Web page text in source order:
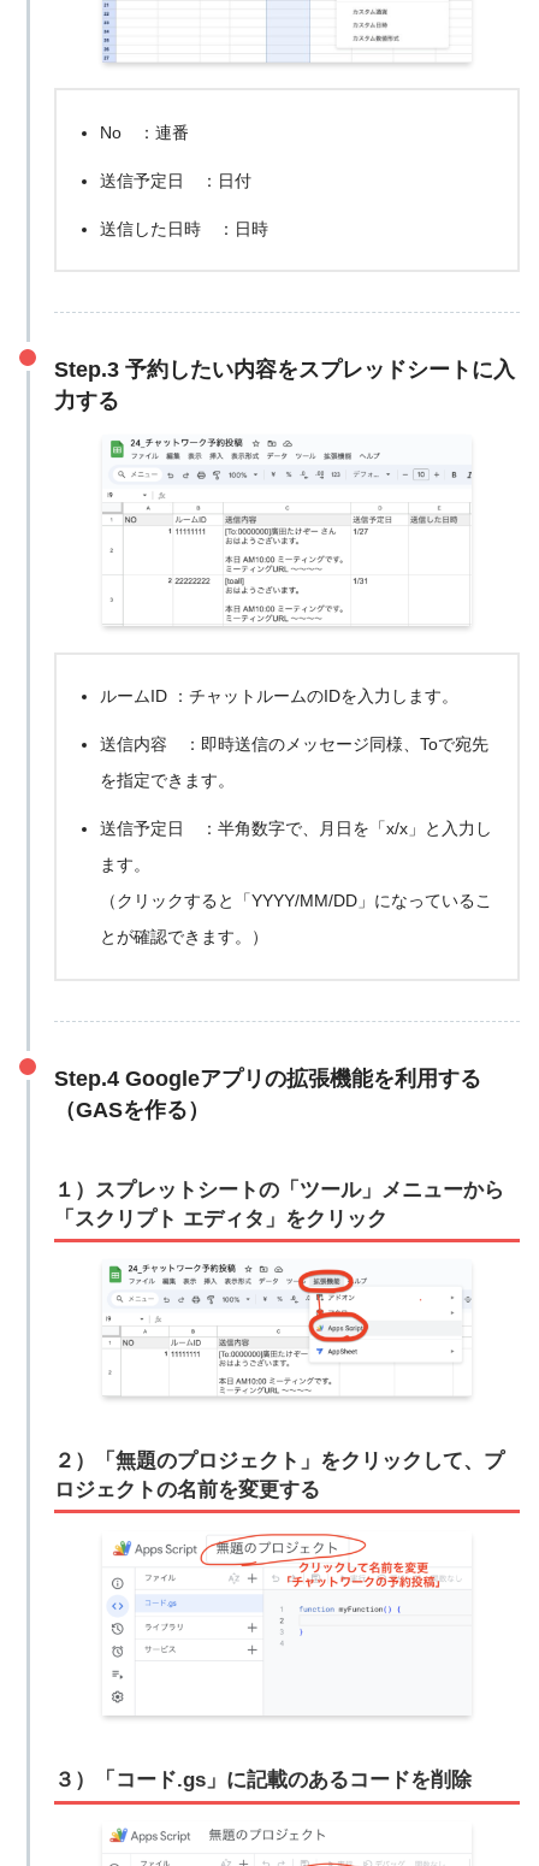
No ：連番
送信予定日 ：日付
送信した日時 ：日時
Step.3 予約したい内容をスプレッドシートに入
力する
ルームID ：チャットルームのIDを入力します。
送信内容 ：即時送信のメッセージ同様、Toで宛先
を指定できます。
送信予定日 ：半角数字で、月日を「x/x」と入力し
ます。
（クリックすると「YYYY/MM/DD」になっているこ
とが確認できます。）
Step.4 Googleアプリの拡張機能を利用する
（GASを作る）
１）スプレットシートの「ツール」メニューから
「スクリプト エディタ」をクリック
２）「無題のプロジェクト」をクリックして、プ
ロジェクトの名前を変更する
３）「コード.gs」に記載のあるコードを削除